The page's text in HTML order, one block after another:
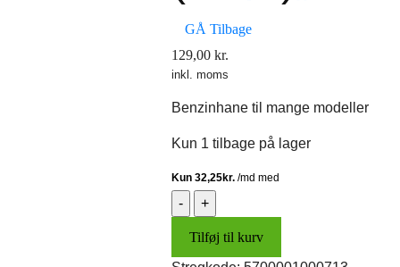
GÅ Tilbage
129,00 kr.
inkl. moms
Benzinhane til mange modeller
Kun 1 tilbage på lager
Benzinhane
(RMS)
antal
Tilføj til kurv